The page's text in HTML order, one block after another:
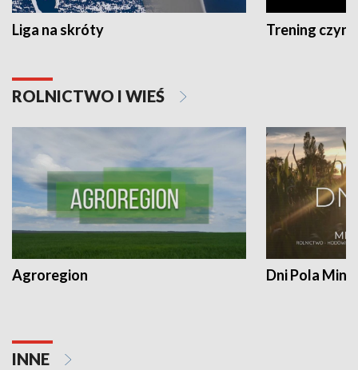
Liga na skróty Trening czyni
ROLNICTWO I WIEŚ
Agroregion Dni Pola
INNE